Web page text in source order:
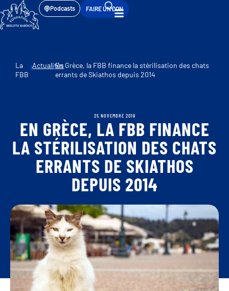
Podcasts FAIRE UN DON
La
FBB
ActualitésEn Grèce, la FBB finance la stérilisation des chats
errants de Skiathos depuis 2014
25 NOVEMBRE 2019
EN GRÈCE, LA FBB FINANCE
LA STÉRILISATION DES CHATS
ERRANTS DE SKIATHOS
DEPUIS 2014